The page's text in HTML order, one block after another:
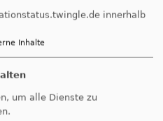
innerhalb
Inhalte
um alle Dienste zu